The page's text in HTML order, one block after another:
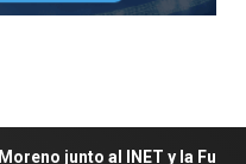
junto al INET y la